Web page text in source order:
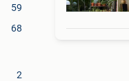
59
68
2